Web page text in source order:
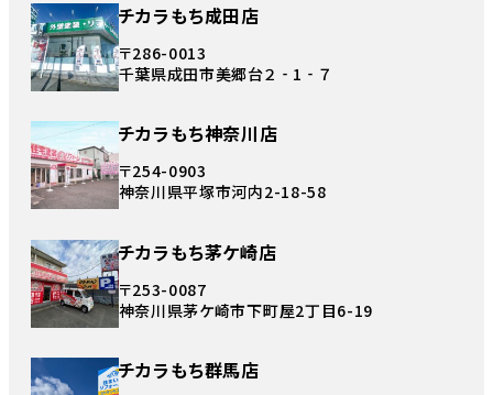
チカラもち成田店
〒286-0013
千葉県成田市美郷台２‐1‐７
チカラもち神奈川店
〒254-0903
神奈川県平塚市河内2-18-58
チカラもち茅ケ崎店
〒253-0087
神奈川県茅ケ崎市下町屋2丁目6-19
チカラもち群馬店